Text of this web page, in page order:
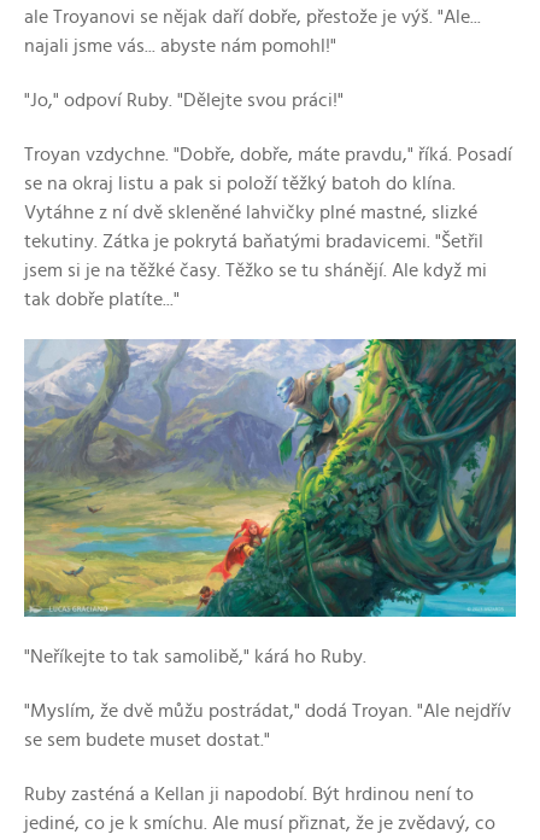
ale Troyanovi se nějak daří dobře, přestože je výš. "Ale...
najali jsme vás... abyste nám pomohl!"
"Jo," odpoví Ruby. "Dělejte svou práci!"
Troyan vzdychne. "Dobře, dobře, máte pravdu," říká. Posadí
se na okraj listu a pak si položí těžký batoh do klína.
Vytáhne z ní dvě skleněné lahvičky plné mastné, slizké
tekutiny. Zátka je pokrytá baňatými bradavicemi. "Šetřil
jsem si je na těžké časy. Těžko se tu shánějí. Ale když mi
tak dobře platíte..."
"Neříkejte to tak samolibě," kárá ho Ruby.
"Myslím, že dvě můžu postrádat," dodá Troyan. "Ale nejdřív
se sem budete muset dostat."
Ruby zasténá a Kellan ji napodobí. Být hrdinou není to
jediné, co je k smíchu. Ale musí přiznat, že je zvědavý, co